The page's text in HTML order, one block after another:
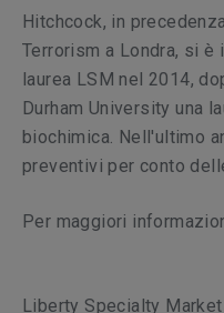
Hitchcock, in
Terrorism a Londra, si
laurea LSM nel 2014,
Durham University una
biochimica. Nell'ultimo
preventivi per conto
Per maggiori
Liberty Specialty